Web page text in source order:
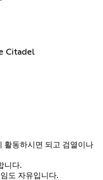
Citadel
활동하시면 되고 검열이나
니다.
도 자유입니다.